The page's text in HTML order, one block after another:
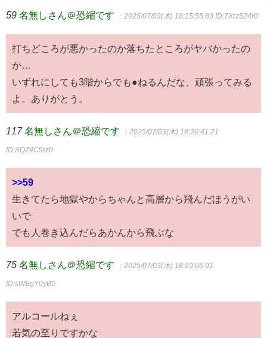
59 名無しさん＠恐縮です ：2025/07/03(木) 18:15:55.83 ID:7Xrz524r0
打ちどころが悪かったのか落ちたところがヤバかったの
か…
いずれにしても3階からでも●ねるんだな、頑張ってみる
よ。ありがとう。
117 名無しさん＠恐縮です ：2025/07/03(木) 18:26:41.21
ID:AQZ4C9rz0
>>59
生きてたら地獄やからちゃんと高層から飛んだほうがい
いで
でも人巻き込んだらあかんから飛ぶな
75 名無しさん＠恐縮です ：2025/07/03(木) 18:19:06.91
ID:sWBgY0yB0
アルコールねぇ
若気の至りですかな